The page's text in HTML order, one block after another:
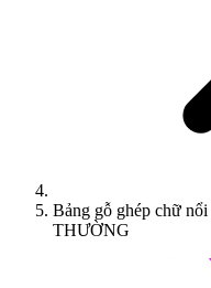
Bảng gỗ ghép chữ
THƯỜNG